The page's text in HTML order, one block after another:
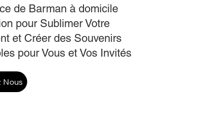
de Barman à domicile
pour Sublimer Votre
et Créer des Souvenirs
pour Vous et Vos Invités
Nous